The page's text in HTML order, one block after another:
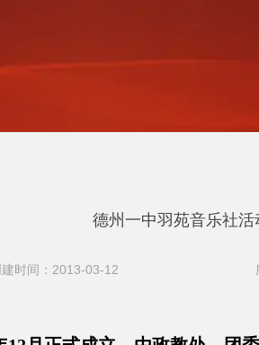
德州一中羽苑音乐社活
时间：2013-03-12